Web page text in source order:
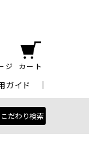
ジ カート
ガイド
こだわり検索